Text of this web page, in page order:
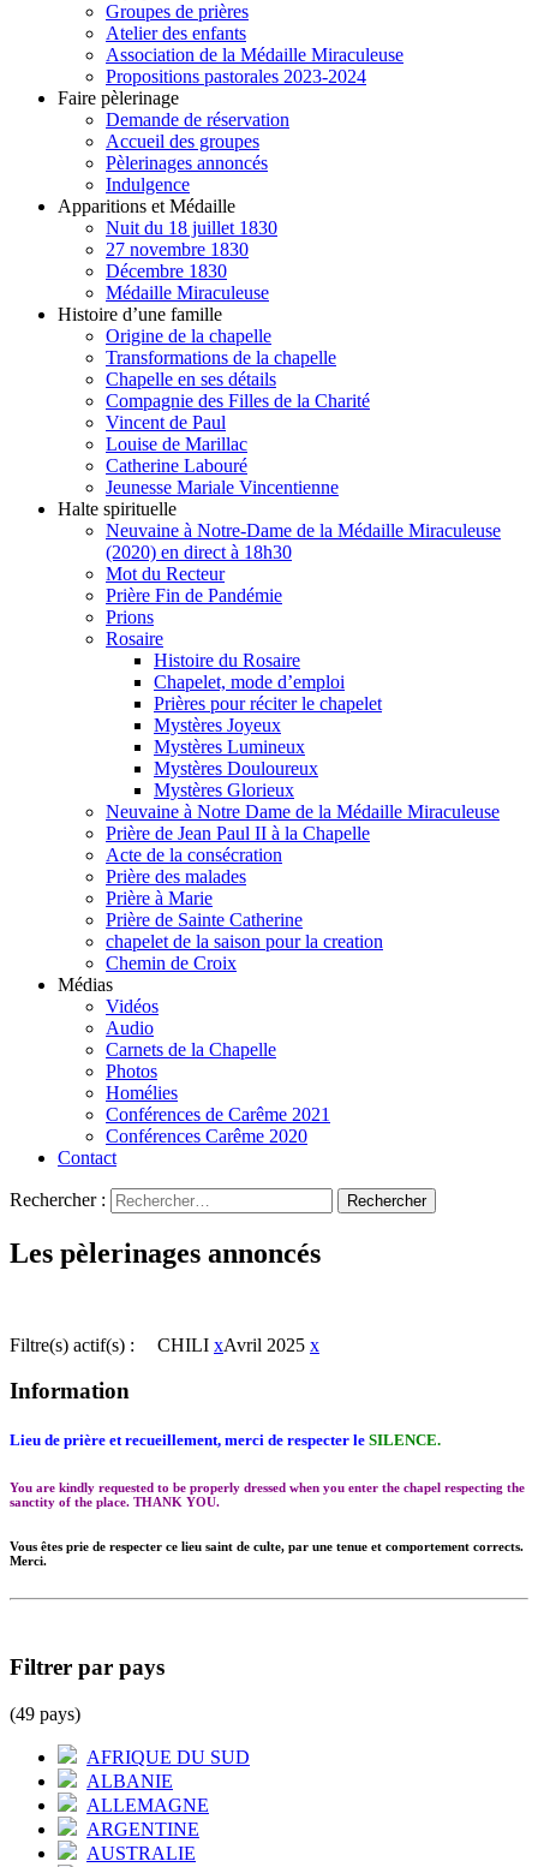
Groupes de prières
Atelier des enfants
Association de la Médaille Miraculeuse
Propositions pastorales 2023-2024
Faire pèlerinage
Demande de réservation
Accueil des groupes
Pèlerinages annoncés
Indulgence
Apparitions et Médaille
Nuit du 18 juillet 1830
27 novembre 1830
Décembre 1830
Médaille Miraculeuse
Histoire d’une famille
Origine de la chapelle
Transformations de la chapelle
Chapelle en ses détails
Compagnie des Filles de la Charité
Vincent de Paul
Louise de Marillac
Catherine Labouré
Jeunesse Mariale Vincentienne
Halte spirituelle
Neuvaine à Notre-Dame de la Médaille Miraculeuse
(2020) en direct à 18h30
Mot du Recteur
Prière Fin de Pandémie
Prions
Rosaire
Histoire du Rosaire
Chapelet, mode d’emploi
Prières pour réciter le chapelet
Mystères Joyeux
Mystères Lumineux
Mystères Douloureux
Mystères Glorieux
Neuvaine à Notre Dame de la Médaille Miraculeuse
Prière de Jean Paul II à la Chapelle
Acte de la consécration
Prière des malades
Prière à Marie
Prière de Sainte Catherine
chapelet de la saison pour la creation
Chemin de Croix
Médias
Vidéos
Audio
Carnets de la Chapelle
Photos
Homélies
Conférences de Carême 2021
Conférences Carême 2020
Contact
Rechercher :
Les pèlerinages annoncés
Filtre(s) actif(s) : CHILI xAvril 2025 x
Information
Lieu de prière et recueillement, merci de respecter le SILENCE.
You are kindly requested to be properly dressed when you enter the chapel respecting the
sanctity of the place. THANK YOU.
Vous êtes prie de respecter ce lieu saint de culte, par une tenue et comportement corrects.
Merci.
Filtrer par pays
(49 pays)
AFRIQUE DU SUD
ALBANIE
ALLEMAGNE
ARGENTINE
AUSTRALIE